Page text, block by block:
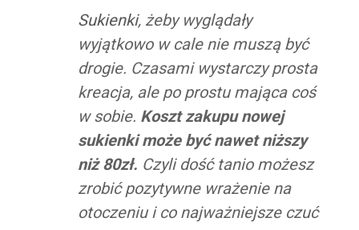
Sukienki, żeby wyglądały
wyjątkowo w cale nie muszą być
drogie. Czasami wystarczy prosta
kreacja, ale po prostu mająca coś
w sobie. Koszt zakupu nowej
sukienki może być nawet niższy
niż 80zł. Czyli dość tanio możesz
zrobić pozytywne wrażenie na
otoczeniu i co najważniejsze czuć